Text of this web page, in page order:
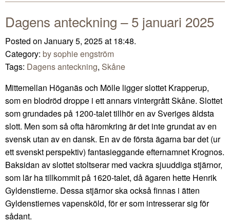
Dagens anteckning – 5 januari 2025
Posted on January 5, 2025 at 18:48.
Category: by sophie engström
Tags: Dagens anteckning, Skåne
Mittemellan Höganäs och Mölle ligger slottet Krapperup,
som en blodröd droppe i ett annars vintergrått Skåne. Slottet
som grundades på 1200-talet tillhör en av Sveriges äldsta
slott. Men som så ofta häromkring är det inte grundat av en
svensk utan av en dansk. En av de första ägarna bar det (ur
ett svenskt perspektiv) fantasieggande efternamnet Krognos.
Baksidan av slottet stoltserar med vackra sjuuddiga stjärnor,
som lär ha tillkommit på 1620-talet, då ägaren hette Henrik
Gyldenstierne. Dessa stjärnor ska också finnas i ätten
Gyldenstiernes vapensköld, för er som intresserar sig för
sådant.